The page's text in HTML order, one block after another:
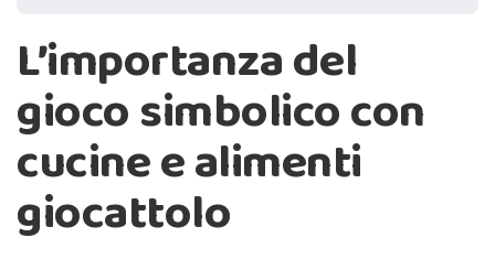
L’importanza del
gioco simbolico con
cucine e alimenti
giocattolo